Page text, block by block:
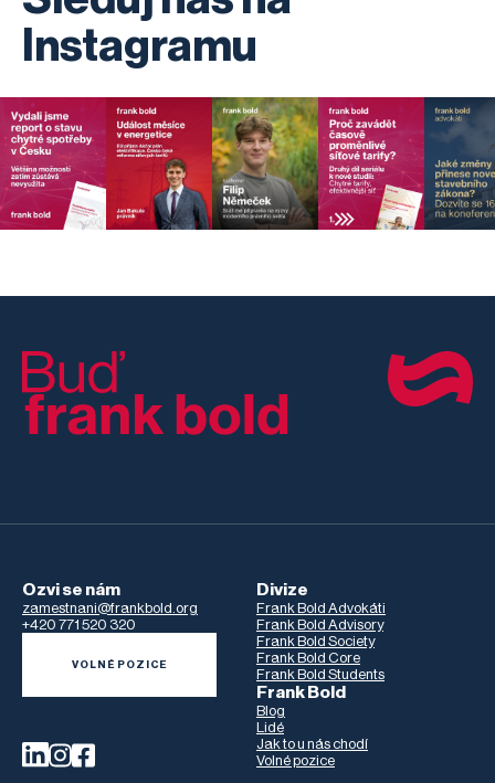
Instagramu
Ozvi se nám
zamestnani@frankbold.org
+420 771 520 320
VOLNÉ POZICE
Divize
Frank Bold Advokáti
Frank Bold Advisory
Frank Bold Society
Frank Bold Core
Frank Bold Students
Frank Bold
Blog
Lidé
Jak to u nás chodí
Volné pozice